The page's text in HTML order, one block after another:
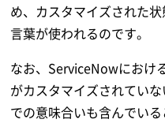
め、カスタマイズされた
言葉が使われるのです。
なお、ServiceNowにおけ
がカスタマイズされてい
での意味合いも含んでいる